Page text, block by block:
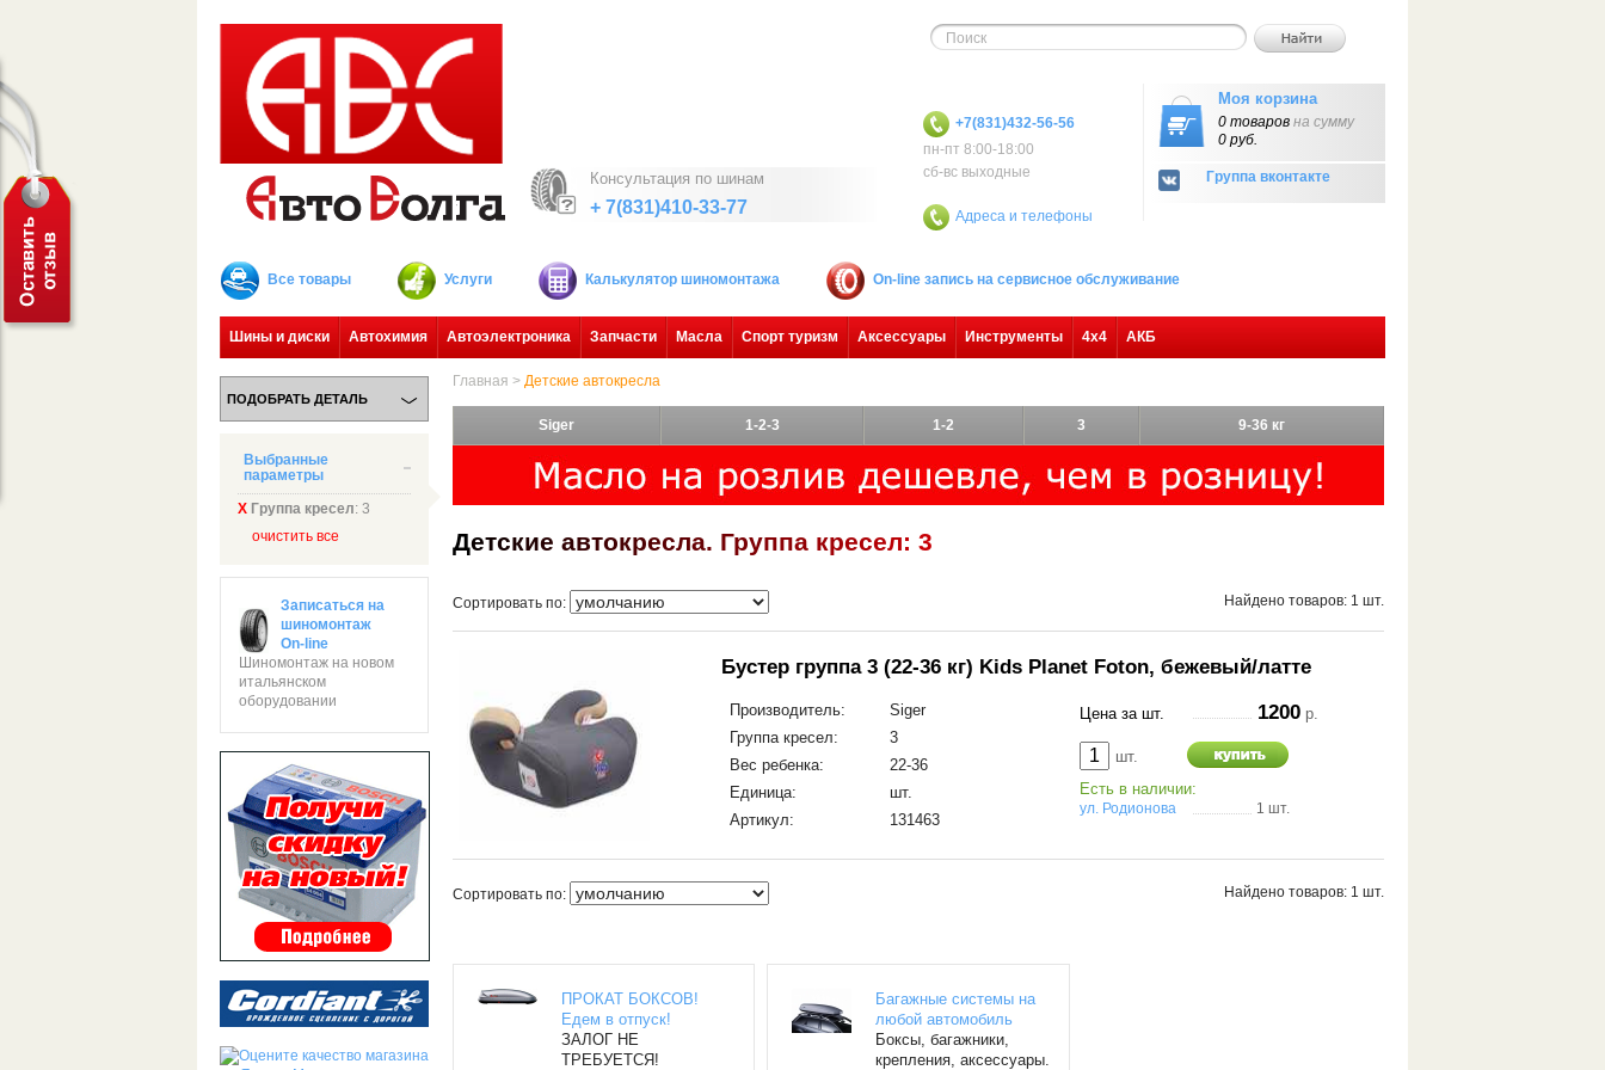
Консультация по шинам
+ 7(831)410-33-77
+7(831)432-56-56
пн-пт 8:00-18:00
сб-вс выходные
Адреса и телефоны
Группа вконтакте
Моя корзина
0 товаров на сумму
0 руб.
Все товары Услуги Калькулятор шиномонтажа On-line запись на сервисное обслуживание
Шины и диски Автохимия Автоэлектроника Запчасти Масла Спорт туризм Аксессуары Инструменты 4х4 АКБ
ПОДОБРАТЬ ДЕТАЛЬ
Выбранные
параметры
Х Группа кресел: 3
очистить все
Записаться на
шиномонтаж
On-line
Шиномонтаж на новом
итальянском
оборудовании
Главная > Детские автокресла
Siger 1-2-3 1-2 3 9-36 кг
Детские автокресла. Группа кресел: 3
Сортировать по: Найдено товаров: 1 шт.
Бустер группа 3 (22-36 кг) Kids Planet Foton, бежевый/латте
Производитель:
Siger
Группа кресел:
3
Вес ребенка:
22-36
Единица:
шт.
Артикул:
131463
Цена за шт. 1200 р.
шт.
Есть в наличии:
ул. Родионова 1 шт.
Сортировать по: Найдено товаров: 1 шт.
ПРОКАТ БОКСОВ!
Едем в отпуск!
ЗАЛОГ НЕ
ТРЕБУЕТСЯ!
Багажные системы на
любой автомобиль
Боксы, багажники,
крепления, аксессуары.